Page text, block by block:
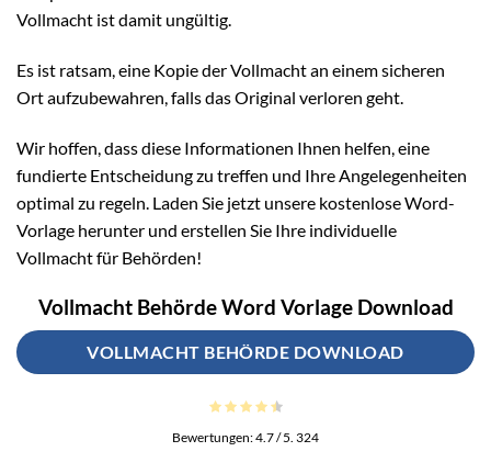
Vollmacht ist damit ungültig.
Es ist ratsam, eine Kopie der Vollmacht an einem sicheren
Ort aufzubewahren, falls das Original verloren geht.
Wir hoffen, dass diese Informationen Ihnen helfen, eine
fundierte Entscheidung zu treffen und Ihre Angelegenheiten
optimal zu regeln. Laden Sie jetzt unsere kostenlose Word-
Vorlage herunter und erstellen Sie Ihre individuelle
Vollmacht für Behörden!
Vollmacht Behörde Word Vorlage Download
VOLLMACHT BEHÖRDE DOWNLOAD
Bewertungen:4.7/ 5. 324